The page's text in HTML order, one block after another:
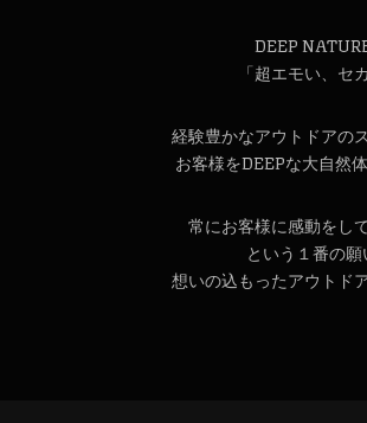
DEEP
「超エモい、セ
経験豊かなアウトドアの
お客様をDEEPな大自然
常にお客様に感動をし
という１番の願
想いの込もったアウトド